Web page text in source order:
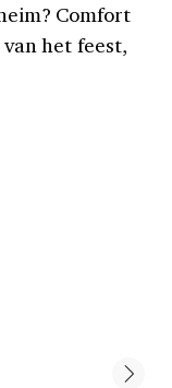
Comfort
het feest,